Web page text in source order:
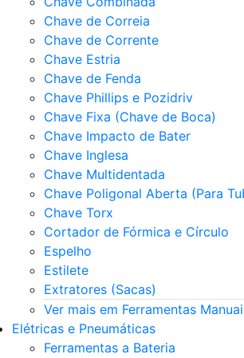
Chave de Correia
Chave de Corrente
Chave Estria
Chave de Fenda
Chave Phillips e Pozidriv
Chave Fixa (Chave de Boca)
Chave Impacto de Bater
Chave Inglesa
Chave Multidentada
Chave Poligonal Aberta (Para
Chave Torx
Cortador de Fórmica e Círculo
Espelho
Estilete
Extratores (Sacas)
Ver mais em Ferramentas
Elétricas e Pneumáticas
Ferramentas a Bateria